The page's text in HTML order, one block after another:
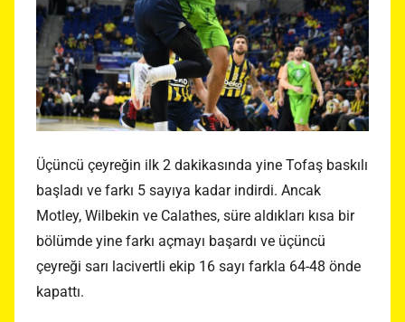
Üçüncü çeyreğin ilk 2 dakikasında yine Tofaş baskılı
başladı ve farkı 5 sayıya kadar indirdi. Ancak
Motley, Wilbekin ve Calathes, süre aldıkları kısa bir
bölümde yine farkı açmayı başardı ve üçüncü
çeyreği sarı lacivertli ekip 16 sayı farkla 64-48 önde
kapattı.